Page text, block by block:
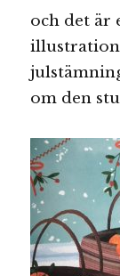
och det är
om den